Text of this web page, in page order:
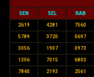
SEN SEL RAB
2619 4281 7560
5789 3720 0697
3056 1907 0973
1306 7015 6803
7840 2193 2561